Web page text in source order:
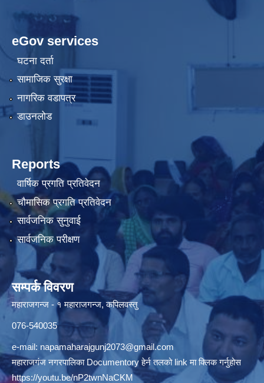
eGov services
घटना दर्ता
सामाजिक सुरक्षा
नागरिक वडापत्र
डाउनलोड
Reports
वार्षिक प्रगति प्रतिवेदन
चौमासिक प्रगति प्रतिवेदन
सार्वजनिक सुनुवाई
सार्वजनिक परीक्षण
सम्पर्क विवरण
महाराजगन्ज - १ महाराजगन्ज, कपिलवस्तु
076-540035
e-mail: napamaharajgunj2073@gmail.com
महाराजगंज नगरपालिका Documentory हेर्न तलको link मा क्लिक गर्नुहोस
https://youtu.be/nP2twnNaCKM